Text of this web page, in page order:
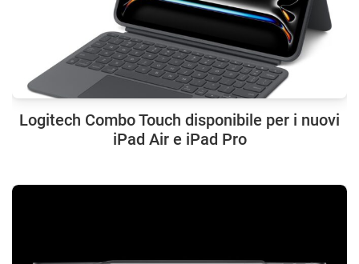
Logitech Combo Touch disponibile per i nuovi
iPad Air e iPad Pro